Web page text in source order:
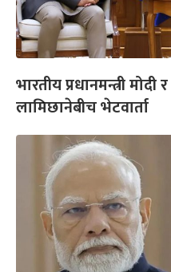
भारतीय प्रधानमन्त्री
लामिछानेबीच भेटवार्ता